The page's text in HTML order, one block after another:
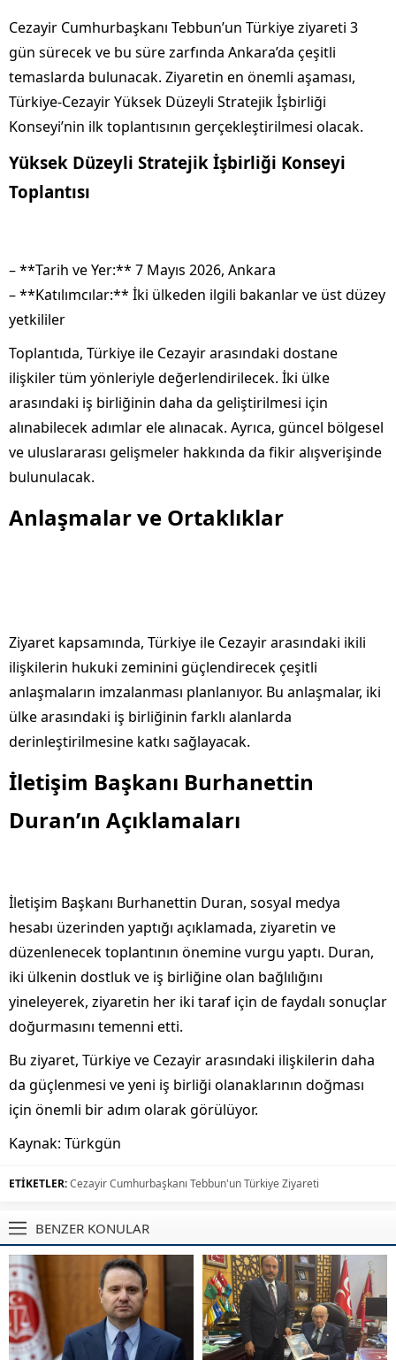
Cezayir Cumhurbaşkanı Tebbun’un Türkiye ziyareti 3
gün sürecek ve bu süre zarfında Ankara’da çeşitli
temaslarda bulunacak. Ziyaretin en önemli aşaması,
Türkiye-Cezayir Yüksek Düzeyli Stratejik İşbirliği
Konseyi’nin ilk toplantısının gerçekleştirilmesi olacak.
Yüksek Düzeyli Stratejik İşbirliği Konseyi
Toplantısı
– **Tarih ve Yer:** 7 Mayıs 2026, Ankara
– **Katılımcılar:** İki ülkeden ilgili bakanlar ve üst düzey
yetkililer
Toplantıda, Türkiye ile Cezayir arasındaki dostane
ilişkiler tüm yönleriyle değerlendirilecek. İki ülke
arasındaki iş birliğinin daha da geliştirilmesi için
alınabilecek adımlar ele alınacak. Ayrıca, güncel bölgesel
ve uluslararası gelişmeler hakkında da fikir alışverişinde
bulunulacak.
Anlaşmalar ve Ortaklıklar
Ziyaret kapsamında, Türkiye ile Cezayir arasındaki ikili
ilişkilerin hukuki zeminini güçlendirecek çeşitli
anlaşmaların imzalanması planlanıyor. Bu anlaşmalar, iki
ülke arasındaki iş birliğinin farklı alanlarda
derinleştirilmesine katkı sağlayacak.
İletişim Başkanı Burhanettin
Duran’ın Açıklamaları
İletişim Başkanı Burhanettin Duran, sosyal medya
hesabı üzerinden yaptığı açıklamada, ziyaretin ve
düzenlenecek toplantının önemine vurgu yaptı. Duran,
iki ülkenin dostluk ve iş birliğine olan bağlılığını
yineleyerek, ziyaretin her iki taraf için de faydalı sonuçlar
doğurmasını temenni etti.
Bu ziyaret, Türkiye ve Cezayir arasındaki ilişkilerin daha
da güçlenmesi ve yeni iş birliği olanaklarının doğması
için önemli bir adım olarak görülüyor.
Kaynak: Türkgün
ETİKETLER:Cezayir Cumhurbaşkanı Tebbun'un Türkiye Ziyareti
BENZER KONULAR